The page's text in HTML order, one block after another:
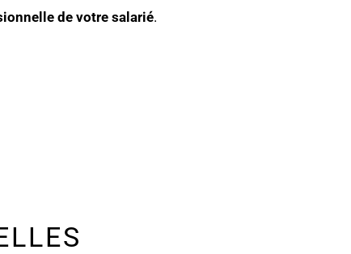
de votre salarié.